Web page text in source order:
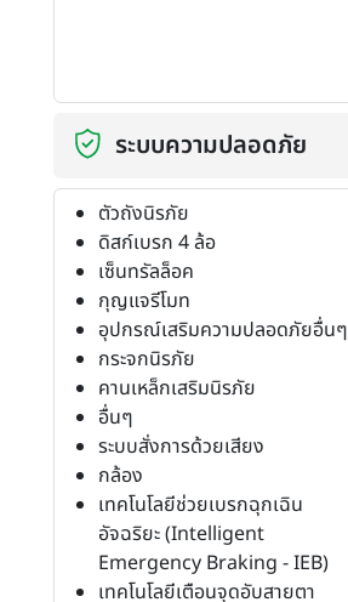
ระบบความปลอดภัย
ตัวถังนิรภัย
ดิสก์เบรก 4 ล้อ
เซ็นทรัลล็อค
กุญแจรีโมท
อุปกรณ์เสริมความปลอดภัยอื่นๆ
กระจกนิรภัย
คานเหล็กเสริมนิรภัย
อื่นๆ
ระบบสั่งการด้วยเสียง
กล้อง
เทคโนโลยีช่วยเบรกฉุกเฉิน
อัจฉริยะ (Intelligent
Emergency Braking - IEB)
เทคโนโลยีเตือนจุดอับสายตา